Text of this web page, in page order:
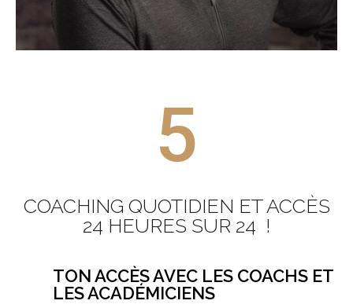
5
COACHING QUOTIDIEN ET ACCÈS
24 HEURES SUR 24 !
TON ACCÈS AVEC LES COACHS ET
LES ACADÉMICIENS